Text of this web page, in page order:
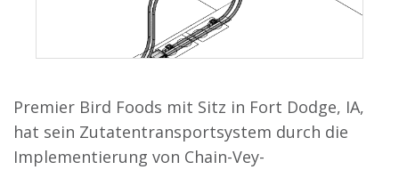
Premier Bird Foods mit Sitz in Fort Dodge, IA,
hat sein Zutatentransportsystem durch die
Implementierung von Chain-Vey-